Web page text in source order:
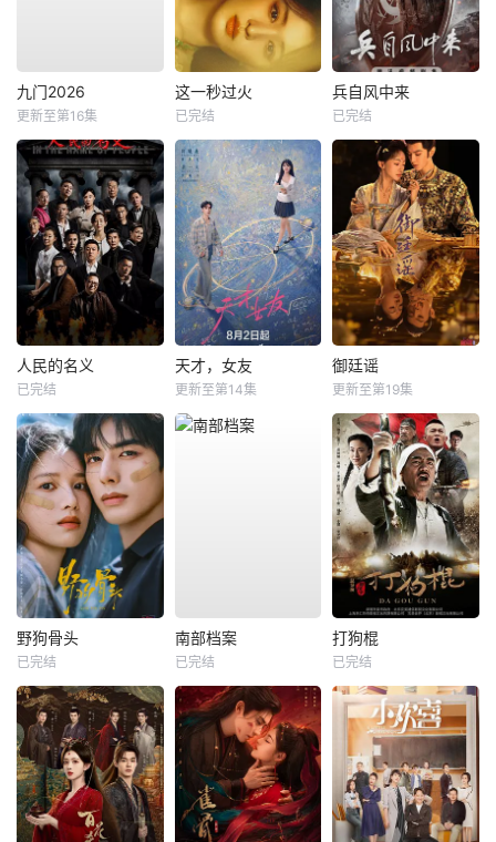
九门2026
更新至第16集
这一秒过火
已完结
兵自风中来
已完结
人民的名义
已完结
天才，女友
更新至第14集
御廷谣
更新至第19集
野狗骨头
已完结
南部档案
已完结
打狗棍
已完结